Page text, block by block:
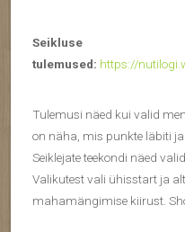
Seikluse
tulemused: https://
Tulemusi näed kui valid
on näha, mis punkte läbiti
Seiklejate teekondi näed
Valikutest vali ühisstart ja
mahamängimise kiirust.